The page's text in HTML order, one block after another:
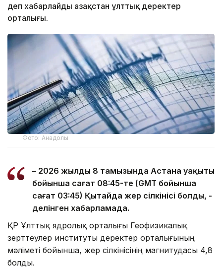
деп хабарлайды Қазақстан ұлттық деректер
орталығы.
Фото: Анадолы
– 2026 жылдың 8 тамызында Астана уақыты
бойынша сағат 08:45-те (GMT бойынша
сағат 03:45) Қытайда жер сілкінісі болды, -
делінген хабарламада.
ҚР Ұлттық ядролық орталығы Геофизикалық
зерттеулер институты деректер орталығының
мәліметі бойынша, жер сілкінісінің магнитудасы 4,8
болды.